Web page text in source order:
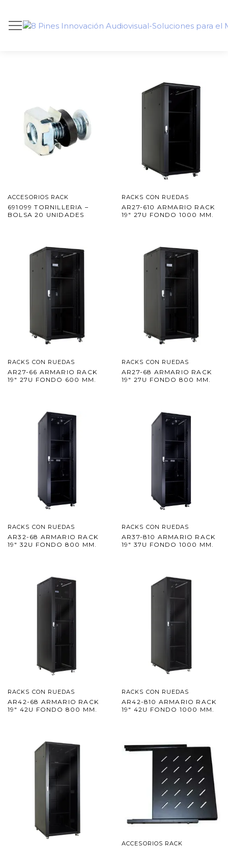
ACCESORIOS RACK
691099 TORNILLERIA –
BOLSA 20 UNIDADES
RACKS CON RUEDAS
AR27-610 ARMARIO RACK
19″ 27U FONDO 1000 MM.
RACKS CON RUEDAS
AR27-66 ARMARIO RACK
19″ 27U FONDO 600 MM.
RACKS CON RUEDAS
AR27-68 ARMARIO RACK
19″ 27U FONDO 800 MM.
RACKS CON RUEDAS
AR32-68 ARMARIO RACK
19″ 32U FONDO 800 MM.
RACKS CON RUEDAS
AR37-810 ARMARIO RACK
19″ 37U FONDO 1000 MM.
RACKS CON RUEDAS
AR42-68 ARMARIO RACK
19″ 42U FONDO 800 MM.
RACKS CON RUEDAS
AR42-810 ARMARIO RACK
19″ 42U FONDO 1000 MM.
ACCESORIOS RACK